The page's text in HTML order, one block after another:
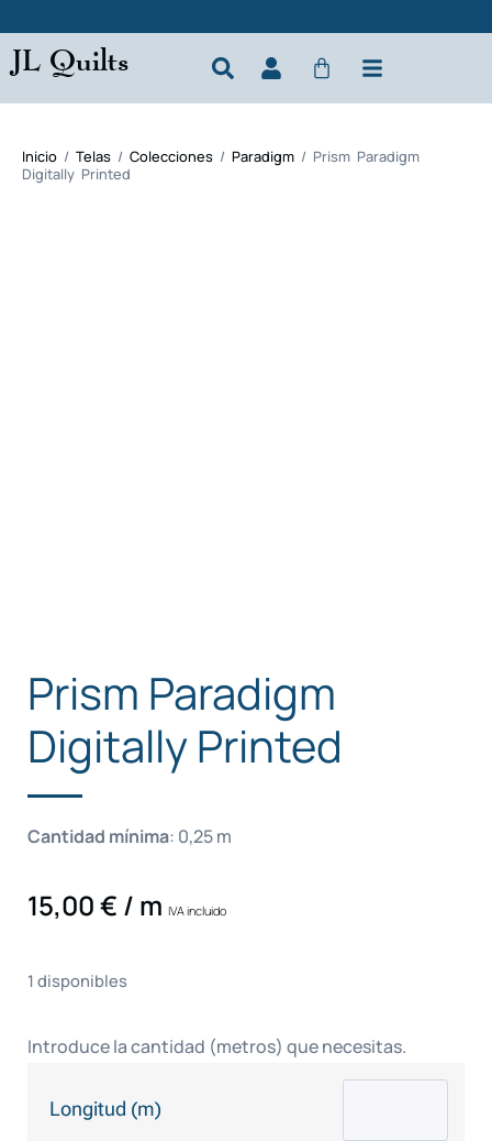
JL Quilts
Inicio / Telas / Colecciones / Paradigm / Prism Paradigm
Digitally Printed
Prism Paradigm
Digitally Printed
Cantidad mínima: 0,25m
15,00€ / m IVA incluido
1 disponibles
Introduce la cantidad (metros) que necesitas.
Longitud (m)